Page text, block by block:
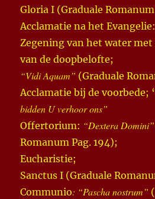
Gloria I (Graduale Romanum
Acclamatie na het Evangelie:
Zegening van het water
van de doopbelofte;
“Vidi Aquam” (Graduale
Acclamatie bij de voorbede;
bidden U verhoor ons”
Offertorium: “Dextera Domini”
Romanum Pag. 194);
Eucharistie;
Sanctus I (Graduale
Communio: “Pascha nostrum”